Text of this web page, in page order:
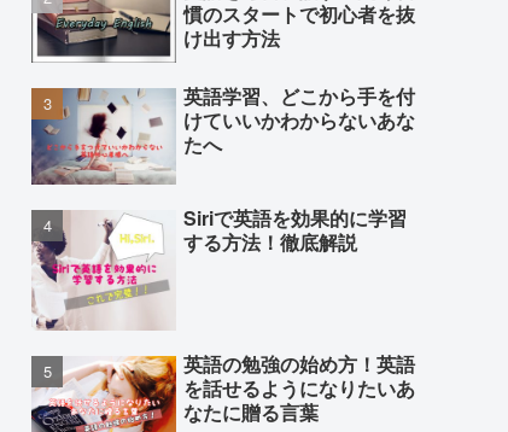
慣のスタートで初心者を抜
け出す方法
英語学習、どこから手を付
けていいかわからないあな
たへ
Siriで英語を効果的に学習
する方法！徹底解説
英語の勉強の始め方！英語
を話せるようになりたいあ
なたに贈る言葉